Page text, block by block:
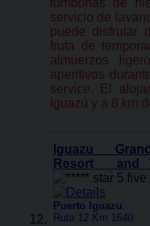
tumbonas de
servicio de
puede disfrutar
fruta de
almuerzos
aperitivos
service. El
Iguazú y a 8 km
Iguazu
Resort and
Puerto Iguazu:
Ruta 12 Km 1640